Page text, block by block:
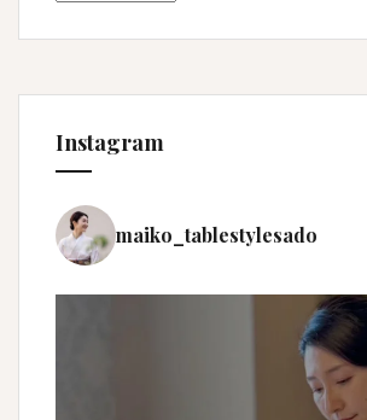
Instagram
maiko_tablestylesado